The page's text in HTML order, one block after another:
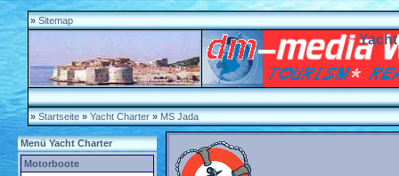
» Sitemap
» Startseite» Yacht Charter» MS Jada
Menü Yacht Charter
Motorboote